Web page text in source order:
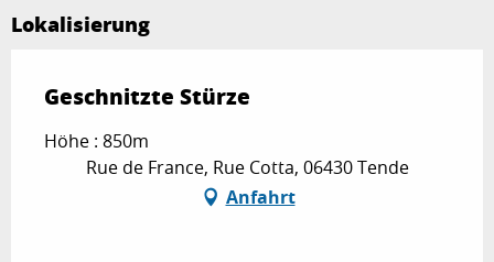
Lokalisierung
Geschnitzte Stürze
Höhe : 850m
Rue de France, Rue Cotta, 06430 Tende
Anfahrt